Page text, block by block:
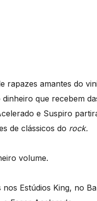
rapazes amantes do
que recebem
e Suspiro
de clássicos do rock.
volume.
nos Estúdios King, no